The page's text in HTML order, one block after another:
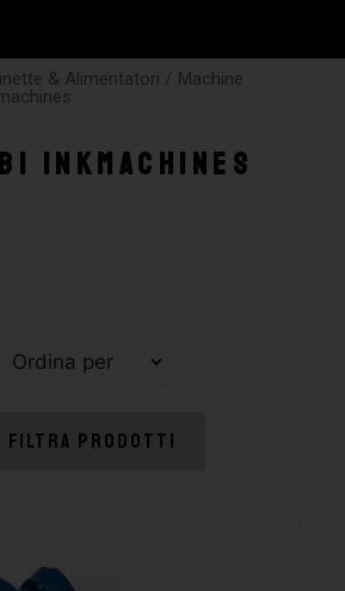
& Alimentatori / Machine
Inkmachines
FILTRA PRODOTTI